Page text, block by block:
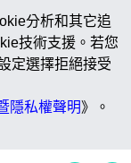
分析和其它追
技術支援。若您
定選擇拒絕接受
隱私權聲明》。